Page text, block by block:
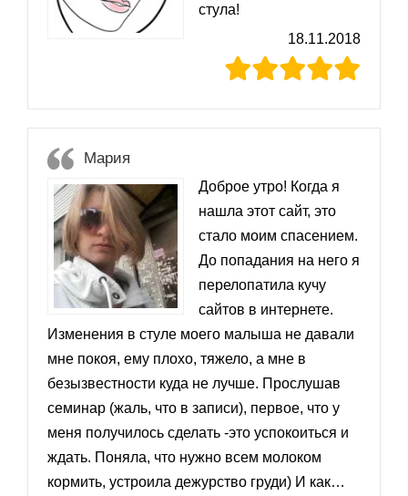
стула!
18.11.2018
Мария
Доброе утро! Когда я
нашла этот сайт, это
стало моим спасением.
До попадания на него я
перелопатила кучу
сайтов в интернете.
Изменения в стуле моего малыша не давали
мне покоя, ему плохо, тяжело, а мне в
безызвестности куда не лучше. Прослушав
семинар (жаль, что в записи), первое, что у
меня получилось сделать -это успокоиться и
ждать. Поняла, что нужно всем молоком
кормить, устроила дежурство груди) И как…